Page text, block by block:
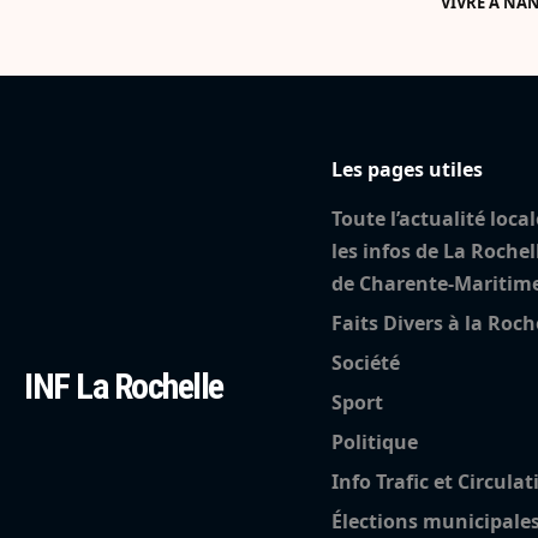
INF La Rochelle
Les pages utiles
Toute l’actualité
les infos de La
de Charente-
Faits Divers à la
Société
Sport
Politique
Info Trafic et
Élections